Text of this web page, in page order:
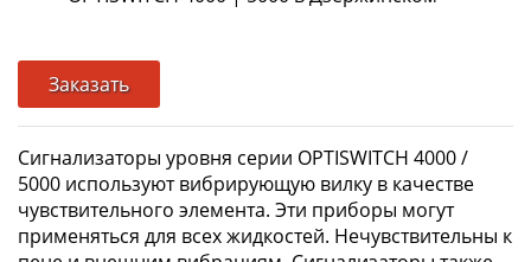
Заказать
Сигнализаторы уровня серии OPTISWITCH 4000 /
5000 используют вибрирующую вилку в качестве
чувствительного элемента. Эти приборы могут
применяться для всех жидкостей. Нечувствительны к